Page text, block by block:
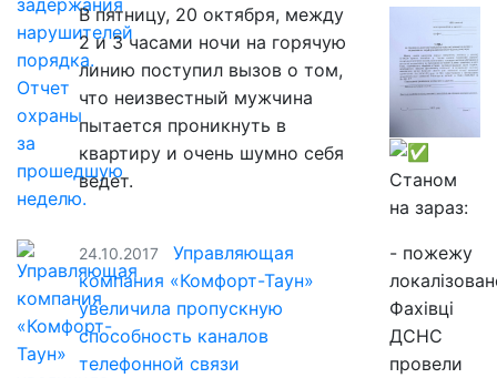
В пятницу, 20 октября, между
2 и 3 часами ночи на горячую
линию поступил вызов о том,
что неизвестный мужчина
пытается проникнуть в
квартиру и очень шумно себя
ведет.
24.10.2017
Управляющая
компания «Комфорт-Таун»
увеличила пропускную
способность каналов
телефонной связи
Станом
на зараз:
- пожежу
Фахівці
ДСНС
провели